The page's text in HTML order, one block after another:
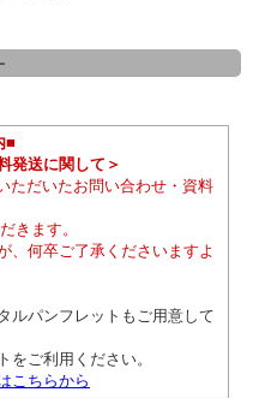
■
発送に関して＞
ただいたお問い合わせ・資料
きます。
、何卒ご了承くださいますよ
ルパンフレットもご用意して
をご利用ください。
こちらから